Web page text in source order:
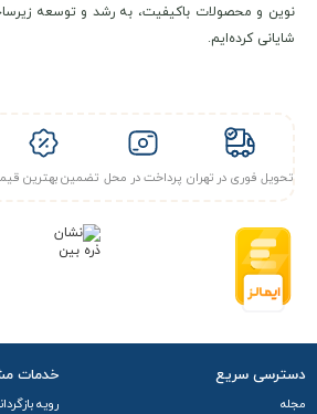
نوین و محصولات باکیفیت، به رشد و توسعه
شایانی کرده‌ایم.
تحویل فوری در تهران پرداخت در محل تضمین بهترین
دسترسی سریع
مجله
خدمات
رویه